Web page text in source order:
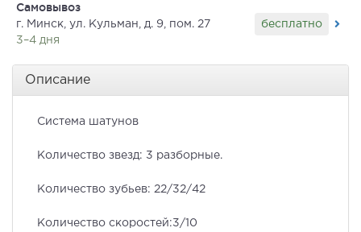
Самовывоз
г. Минск, ул. Кульман, д. 9, пом. 27
3–4 дня
бесплатно
Описание
Система шатунов
Количество звезд: 3 разборные.
Количество зубьев: 22/32/42
Количество скоростей:3/10